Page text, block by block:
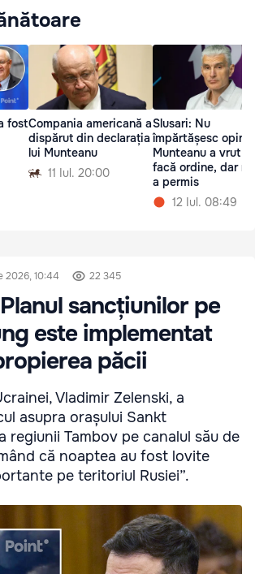
fostCompania americană a
dispărut din declarația
lui Munteanu
11 Iul. 20:00
Slusari: Nu
împărtășesc
Munteanu a vrut să
facă ordine, dar
a permis
12 Iul. 08:49
2026, 10:44 22 345
sancțiunilor pe
este implementat
păcii
Vladimir Zelenski, a
asupra orașului Sankt
regiunii Tambov pe canalul său de
că noaptea au fost lovite
pe teritoriul Rusiei”.